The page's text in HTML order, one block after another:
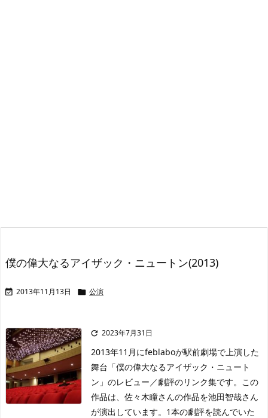
僕の偉大なるアイザック・ニュートン(2013)
 2013年11月13日  公演
 2023年7月31日
2013年11月にfeblaboが駅前劇場で上演した
舞台「僕の偉大なるアイザック・ニュート
ン」のレビュー／劇評のリンク集です。この
作品は、佐々木瞳さんの作品を池田智哉さん
が演出しています。1本の劇評を読んでいた